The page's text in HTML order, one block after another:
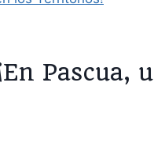
Pascua,